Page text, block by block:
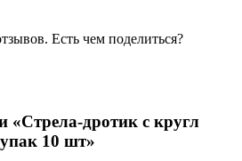
Есть чем поделиться?
«Стрела-дротик с кругл
10 шт»